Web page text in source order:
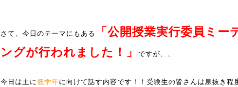
さて、今日のテーマにもある
「公開授業実行委員ミー
ングが行われました！」
ですが、、
今日は主に低学年に向けて話す内容です！！受験生の皆さんは息抜き程